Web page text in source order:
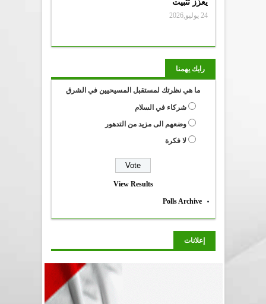
24 يوليو,2026
رايك يهمنا
ما هي نظرتك لمستقبل المسيحيين في الشرق
شركاء في السلام
وضعهم الى مزيد من التدهور
لا فكرة
View Results
Polls Archive
إعلانات